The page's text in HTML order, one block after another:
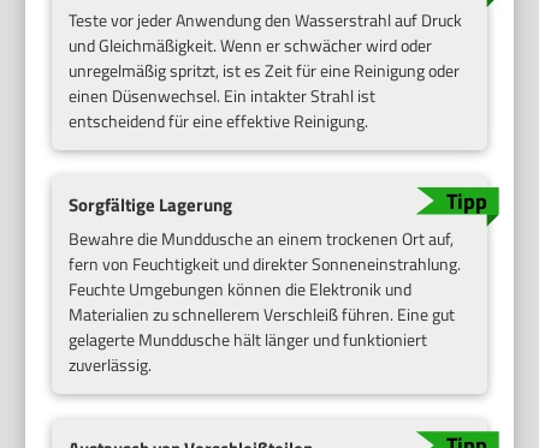
Teste vor jeder Anwendung den Wasserstrahl auf Druck
und Gleichmäßigkeit. Wenn er schwächer wird oder
unregelmäßig spritzt, ist es Zeit für eine Reinigung oder
einen Düsenwechsel. Ein intakter Strahl ist
entscheidend für eine effektive Reinigung.
Sorgfältige Lagerung
Bewahre die Munddusche an einem trockenen Ort auf,
fern von Feuchtigkeit und direkter Sonneneinstrahlung.
Feuchte Umgebungen können die Elektronik und
Materialien zu schnellerem Verschleiß führen. Eine gut
gelagerte Munddusche hält länger und funktioniert
zuverlässig.